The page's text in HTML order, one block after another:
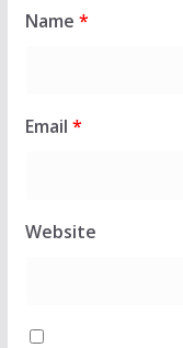
Name *
Email *
Website